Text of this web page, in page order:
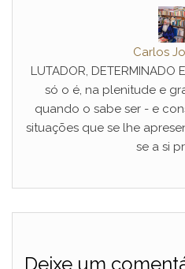
Carlos
LUTADOR, DETERMINADO
só o é, na plenitude e
quando o sabe ser - e
situações que se lhe
se a si
Deixe um